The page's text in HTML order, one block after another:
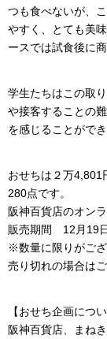
つも食べないが、
やすく、とても美
ースでは試食後に
学生たちはこの取
や接客することの
を感じることができ
おせちは２万4,801
280点です。
阪神百貨店のオン
販売期間 12月19
※数量に限りがご
売り切れの場合は
【おせち企画につい
阪神百貨店、まね